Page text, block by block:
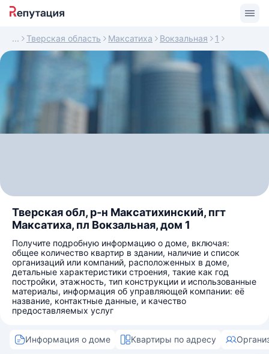
Тверская область Максатиха Вокзальная 1
Тверская обл, р-н Максатихинский, пгт
Максатиха, пл Вокзальная, дом 1
Получите подробную информацию о доме, включая:
общее количество квартир в здании, наличие и список
организаций или компаний, расположенных в доме,
детальные характеристики строения, такие как год
постройки, этажность, тип конструкции и использованные
материалы, информация об управляющей компании: её
название, контактные данные, и качество
предоставляемых услуг
Информация о доме Квартиры по адресу